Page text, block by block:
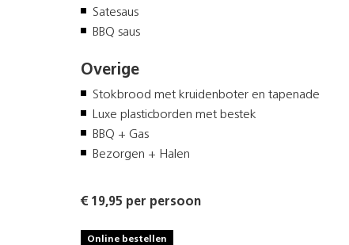
Satesaus
BBQ saus
Overige
Stokbrood met kruidenboter en tapenade
Luxe plasticborden met bestek
BBQ + Gas
Bezorgen + Halen
€ 19,95 per persoon
Online bestellen